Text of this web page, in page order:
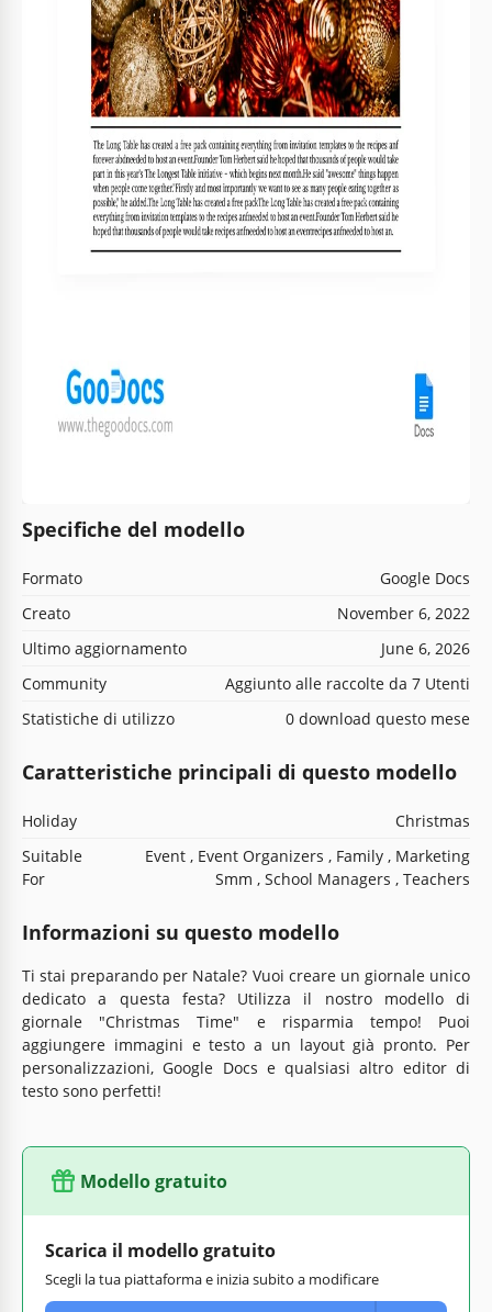
Specifiche del modello
Formato
Google Docs
Creato
November 6, 2022
Ultimo aggiornamento
June 6, 2026
Community
Aggiunto alle raccolte da 7 Utenti
Statistiche di utilizzo
0 download questo mese
Caratteristiche principali di questo modello
Holiday
Christmas
Suitable
For
Event , Event Organizers , Family , Marketing
Smm , School Managers , Teachers
Informazioni su questo modello
Ti stai preparando per Natale? Vuoi creare un giornale unico
dedicato a questa festa? Utilizza il nostro modello di
giornale "Christmas Time" e risparmia tempo! Puoi
aggiungere immagini e testo a un layout già pronto. Per
personalizzazioni, Google Docs e qualsiasi altro editor di
testo sono perfetti!
Modello gratuito
Scarica il modello gratuito
Scegli la tua piattaforma e inizia subito a modificare